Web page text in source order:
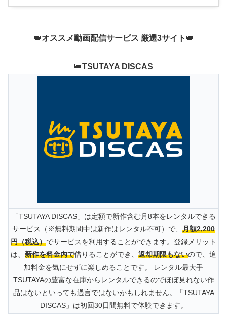
👑オススメ動画配信サービス 厳選3サイト 👑
👑TSUTAYA DISCAS
「TSUTAYA DISCAS」は定額で新作含む月8本をレンタルできる
サービス（※無料期間中は新作はレンタル不可）で、 月額2,200
円（税込）でサービスを利用することができます。登録メリット
は、 新作を料金内で借りることができ、 返却期限もないので、追
加料金を気にせずに楽しめることです。 レンタル最大手
TSUTAYAの豊富な在庫からレンタルできるのでほぼ見れない作
品はないといっても過言ではないかもしれません。「TSUTAYA
DISCAS」は初回30日間無料で体験できます。